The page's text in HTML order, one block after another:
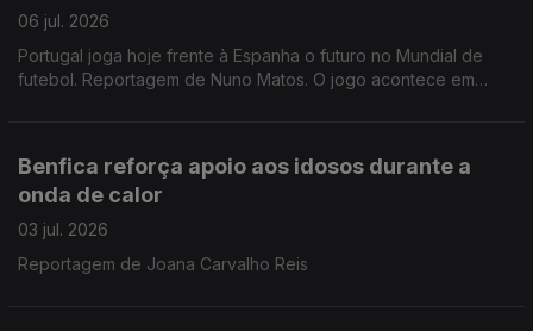
06 jul. 2026
Portugal joga hoje frente à Espanha o futuro no Mundial de
futebol. Reportagem de Nuno Matos. O jogo acontece em
Benfica reforça apoio aos idosos durante a
onda de calor
03 jul. 2026
Reportagem de Joana Carvalho Reis